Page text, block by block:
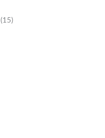
(15)